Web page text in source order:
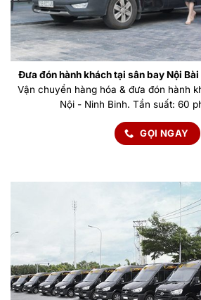
Đưa đón hành khách tại sân bay Nội Bài
Vận chuyển hàng hóa & đưa đón hành
Nội - Ninh Binh. Tần suất: 60
GỌI NGAY